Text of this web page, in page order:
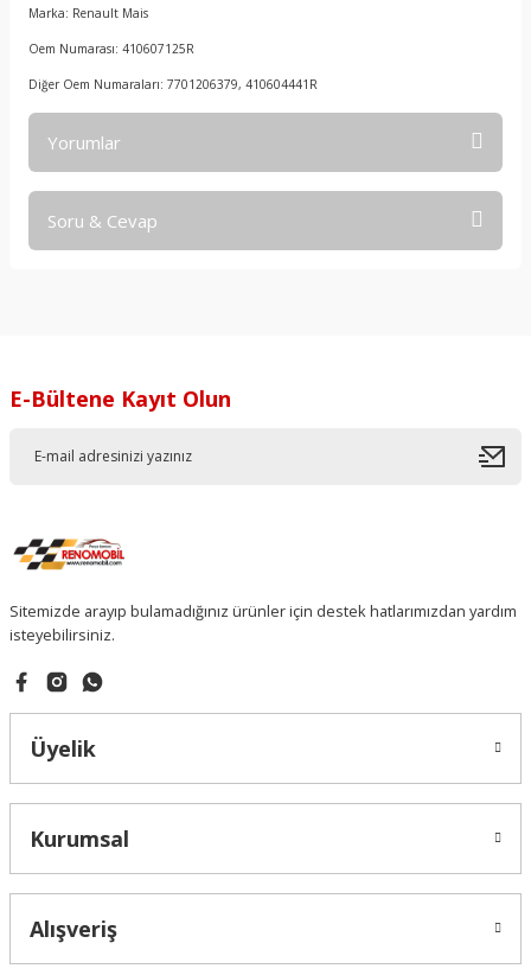
Marka: Renault Mais
Oem Numarası: 410607125R
Diğer Oem Numaraları: 7701206379, 410604441R
Yorumlar
Soru & Cevap
E-Bültene Kayıt Olun
Sitemizde arayıp bulamadığınız ürünler için destek hatlarımızdan yardım
isteyebilirsiniz.
Üyelik
Kurumsal
Alışveriş